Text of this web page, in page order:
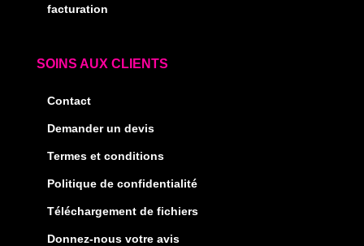
facturation
SOINS AUX CLIENTS
Contact
Demander un devis
Termes et conditions
Politique de confidentialité
Téléchargement de fichiers
Donnez-nous votre avis